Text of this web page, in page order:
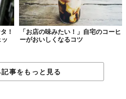
！
ッ
「お店の味みたい！」自宅のコーヒ
ーがおいしくなるコツ
事をもっと見る